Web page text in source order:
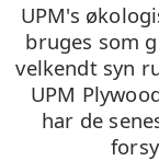
UPM's
bruges som
velkendt syn
UPM
har de